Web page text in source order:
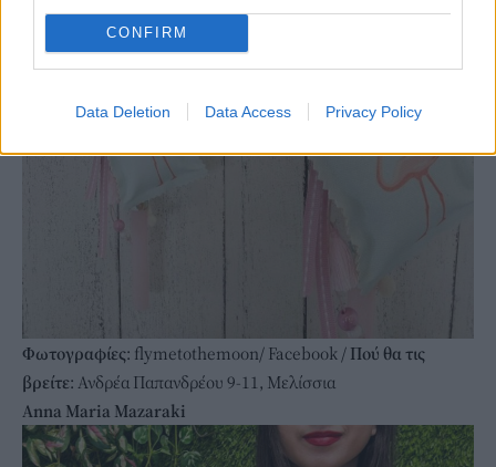
CONFIRM
Data Deletion Data Access Privacy Policy
Φωτογραφίες: flymetothemoon/ Facebook / Πού θα τις
βρείτε: Ανδρέα Παπανδρέου 9-11, Mελίσσια
Anna Maria Mazaraki